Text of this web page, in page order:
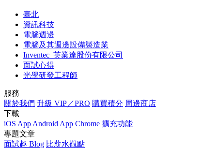
臺北
資訊科技
電腦週邊
電腦及其週邊設備製造業
Inventec_英業達股份有限公司
面試心得
光學研發工程師
服務
關於我們 升級 VIP／PRO 購買積分 周邊商店
下載
iOS App Android App Chrome 擴充功能
專題文章
面試趣 Blog 比薪水觀點